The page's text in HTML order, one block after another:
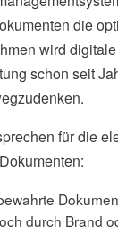
die
wird digitale
schon seit
für die
durch Brand